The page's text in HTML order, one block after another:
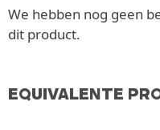
We hebben nog geen
dit product.
EQUIVALENTE